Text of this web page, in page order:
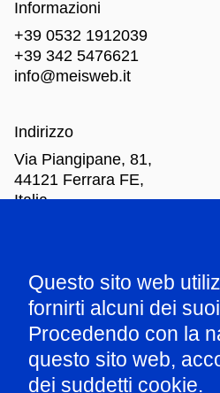
Questo sito web
fornirti alcuni dei
Procedendo con la
questo sito web,
dei suddetti cookie.
Informazioni
+39 0532 1912039
+39 342 5476621
info@meisweb.it
Indirizzo
Via Piangipane, 81,
44121 Ferrara FE,
Italia
Mar-Dom: dalle 10.00 alle
Parla con il nostro staff